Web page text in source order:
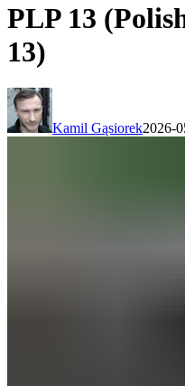
PLP 13
13)
Kamil Gąsiorek2026-